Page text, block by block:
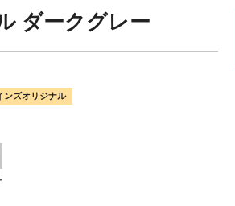
ダークグレー
ンズオリジナル